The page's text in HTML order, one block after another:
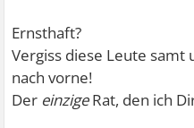
Ernsthaft?
Vergiss diese Leute samt
nach vorne!
Der einzigeRat, den ich